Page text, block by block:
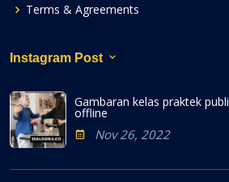
Terms & Agreements
Instagram Post
Gambaran kelas praktek
offline
Nov 26, 2022